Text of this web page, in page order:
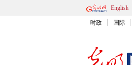
English
时政 国际